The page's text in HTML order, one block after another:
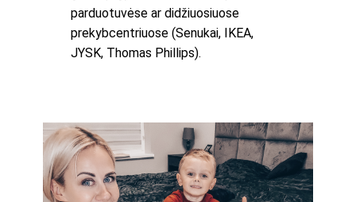
parduotuvėse ar didžiuosiuose
prekybcentriuose (Senukai, IKEA,
JYSK, Thomas Phillips).